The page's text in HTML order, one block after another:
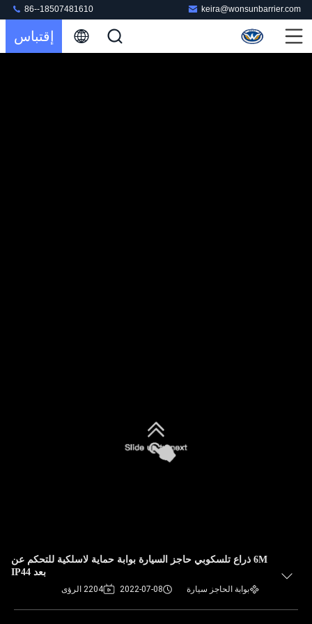
keira@wonsunbarrier.com
86--18507481610
إقتباس
6M ذراع تلسكوبي حاجز السيارة بوابة حماية لاسلكية للتحكم عن
بعد IP44
بوابة الحاجز سيارة 2022-07-08 2204 الرؤى